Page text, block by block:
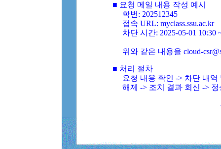
■ 요청 메일 내용 작성 예시
학번: 202512345
접속 URL: myclass.ssu.ac.kr
차단 시간: 2025-05-01 10:30
위와 같은 내용을 cloud-
■ 처리 절차
요청 내용 확인 -> 차단 내
해제 -> 조치 결과 회신 ->